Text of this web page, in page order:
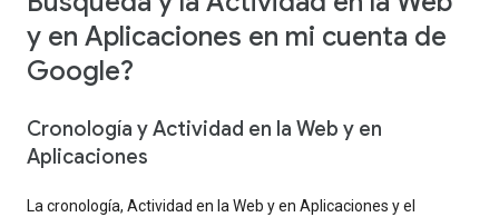
y en Aplicaciones en mi cuenta de
Google?
Cronología y Actividad en la Web y en
Aplicaciones
La cronología, Actividad en la Web y en Aplicaciones y el